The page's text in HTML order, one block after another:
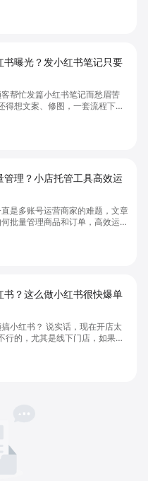
生成笔记框架！👇 为什么能
书曝光？发小红书笔记只要
帮忙发篇小红书笔记而愁眉苦
得想文案、修图，一套流程下
觉得心好累…💔 感觉错过了一
！就给你们安利一个颠覆认知的
秒极速发笔记功能！
管理？小店托管工具高效运
是多账号运营商家的难题，文章
批量管理商品和订单，高效运营
智能同步、AI运营托管和丰富营
管理效率。点击了解微信小店批
用方案！
书？这么做小红书很快爆单
小红书？ 说实话，现在开店太
行的，尤其是线下门店，如果你
真的就是“闭着眼放弃客流”🚪